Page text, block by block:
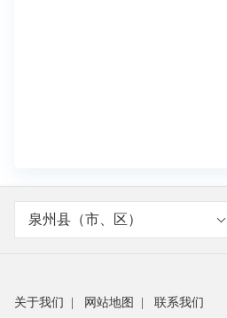
泉州县（市、区）
关于我们 网站地图 联系我们